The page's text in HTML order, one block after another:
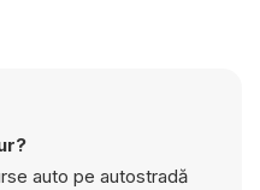
auto pe autostradă